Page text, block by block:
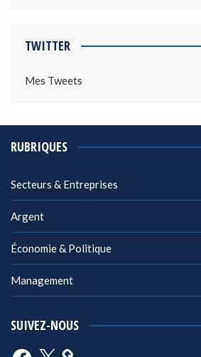
TWITTER
Mes Tweets
RUBRIQUES
Secteurs & Entreprises
Argent
Économie & Politique
Management
SUIVEZ-NOUS
Facebook
X